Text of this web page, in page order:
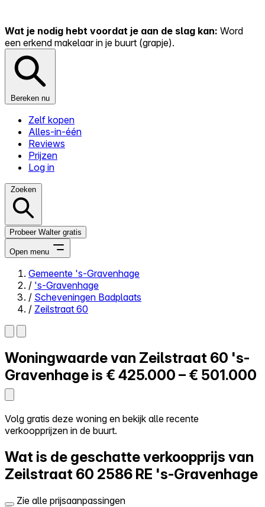
Wat je nodig hebt voordat je aan de slag kan: Word
een erkend makelaar in je buurt (grapje).
Bereken nu
Zelf kopen
Alles-in-één
Reviews
Prijzen
Log in
Zoeken
Probeer Walter gratis
Open menu
Close menu
Zelf kopen
Alles-in-één
Reviews
Log in
Probeer Walter gratis
Gemeente 's-Gravenhage
/ 's-Gravenhage
/ Scheveningen Badplaats
/ Zeilstraat 60
Woningwaarde van Zeilstraat 60 's-
Gravenhage is € 425.000 – € 501.000
Volg gratis deze woning en bekijk alle recente
verkoopprijzen in de buurt.
Wat is de geschatte verkoopprijs van
Zeilstraat 60 2586 RE 's-Gravenhage
Zie alle prijsaanpassingen